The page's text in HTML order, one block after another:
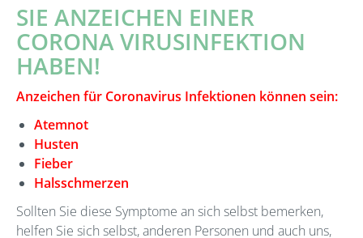
SIE ANZEICHEN EINER
CORONA VIRUSINFEKTION
HABEN!
Anzeichen für Coronavirus Infektionen können sein:
Atemnot
Husten
Fieber
Halsschmerzen
Sollten Sie diese Symptome an sich selbst bemerken,
helfen Sie sich selbst, anderen Personen und auch uns,